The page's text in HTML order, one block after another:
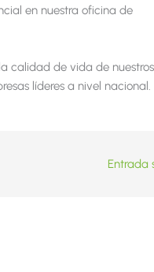
en nuestra oficina de
calidad de vida de nuestros
líderes a nivel nacional.
Entrada